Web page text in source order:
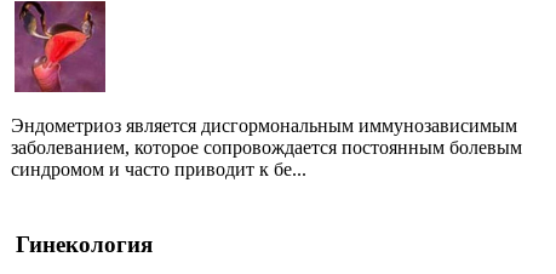
Эндометриоз является дисгормональным иммунозависимым
заболеванием, которое сопровождается постоянным болевым
синдромом и часто приводит к бе...
Гинекология